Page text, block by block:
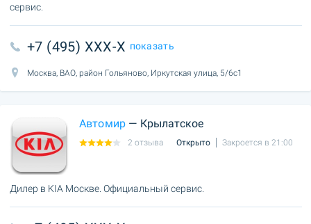
сервис.
+7 (495) XXX-X показать
Москва, ВАО, район Гольяново, Иркутская улица, 5/6с1
Автомир — Крылатское
2 отзыва Открыто Закроется в 21:00
Дилер в KIA Москве. Официальный сервис.